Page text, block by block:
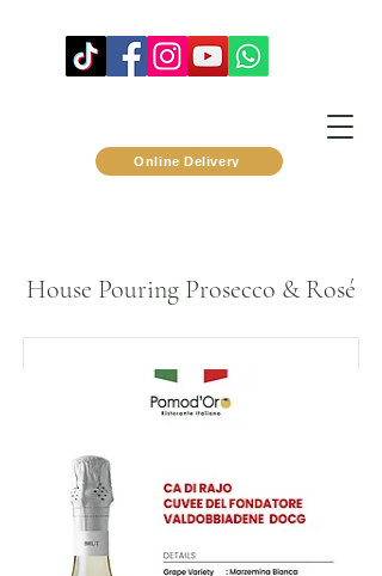
Online Delivery
House Pouring Prosecco & Rosé